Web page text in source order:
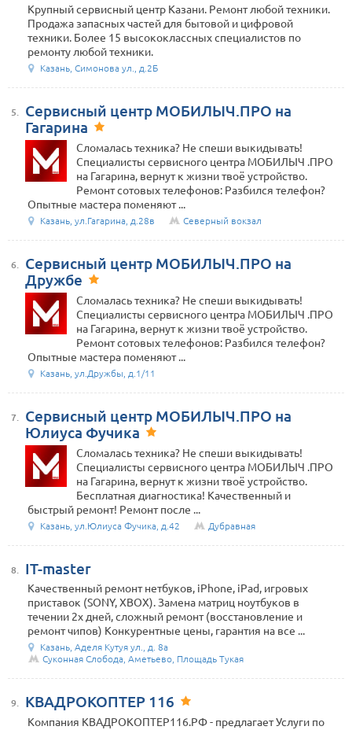
Крупный сервисный центр Казани. Ремонт любой техники.
Продажа запасных частей для бытовой и цифровой
техники. Более 15 высококлассных специалистов по
ремонту любой техники.
Казань, Симонова ул., д.2Б
5. Сервисный центр МОБИЛЫЧ.ПРО на
Гагарина
Сломалась техника? Не спеши выкидывать!
Специалисты сервисного центра МОБИЛЫЧ .ПРО
на Гагарина, вернут к жизни твоё устройство.
Ремонт сотовых телефонов: Разбился телефон?
Опытные мастера поменяют ...
Казань, ул.Гагарина, д.28в Северный вокзал
6. Сервисный центр МОБИЛЫЧ.ПРО на
Дружбе
Сломалась техника? Не спеши выкидывать!
Специалисты сервисного центра МОБИЛЫЧ .ПРО
на Гагарина, вернут к жизни твоё устройство.
Ремонт сотовых телефонов: Разбился телефон?
Опытные мастера поменяют ...
Казань, ул.Дружбы, д.1/11
7. Сервисный центр МОБИЛЫЧ.ПРО на
Юлиуса Фучика
Сломалась техника? Не спеши выкидывать!
Специалисты сервисного центра МОБИЛЫЧ .ПРО
на Гагарина, вернут к жизни твоё устройство.
Бесплатная диагностика! Качественный и
быстрый ремонт! Ремонт после ...
Казань, ул.Юлиуса Фучика, д.42 Дубравная
8. IT-master
Качественный ремонт нетбуков, iPhone, iPad, игровых
приставок (SONY, XBOX). Замена матриц ноутбуков в
течении 2х дней, сложный ремонт (восстановление и
ремонт чипов) Конкурентные цены, гарантия на все ...
Казань, Аделя Кутуя ул., д. 8а
Суконная Слобода, Аметьево, Площадь Тукая
9. КВАДРОКОПТЕР 116
Компания КВАДРОКОПТЕР116.РФ - предлагает Услуги по